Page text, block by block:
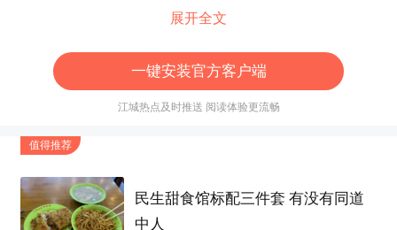
课才能有更多的时间去学习。
们的水平基本差不多，也就靠英语拉总分了。对于
基础薄弱或者需要针对性备考的同学，辅导班会是
不错的选择，一方面是师资，
障！
展开全文
一键安装官方客户端
江城热点及时推送 阅读体验更流畅
值得推荐
民生甜食馆标配三件套 有没有同道
中人